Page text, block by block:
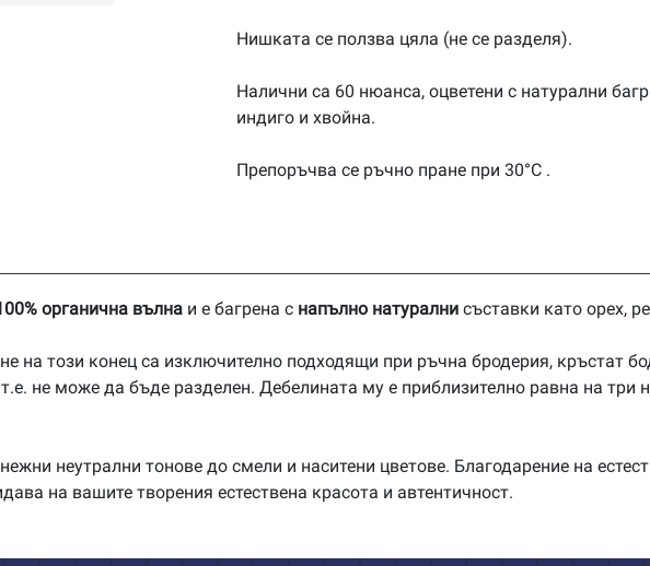
Нишката се ползва цяла (не се разделя).
Налични са 60 нюанса, оцветени с натурални
индиго и хвойна.
Препоръчва се ръчно пране при 30°C .
органична вълна и е багрена с напълно натурални съставки като орех,
на този конец са изключително подходящи при ръчна бродерия, кръстат
т.е. не може да бъде разделен. Дебелината му е приблизително равна на три
неутрални тонове до смели и наситени цветове. Благодарение на
на вашите творения естествена красота и автентичност.